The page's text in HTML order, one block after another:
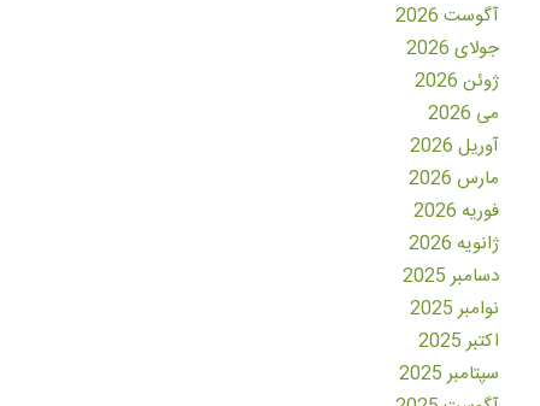
آگوست 2026
جولای 2026
ژوئن 2026
می 2026
آوریل 2026
مارس 2026
فوریه 2026
ژانویه 2026
دسامبر 2025
نوامبر 2025
اکتبر 2025
سپتامبر 2025